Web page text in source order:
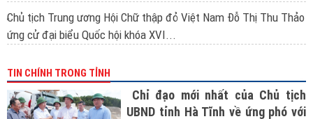
Chủ tịch Trung ương Hội Chữ thập đỏ Việt Nam Đỗ Thị Thu Thảo
ứng cử đại biểu Quốc hội khóa XVI...
TIN CHÍNH TRONG TỈNH
Chỉ đạo mới nhất của Chủ tịch
UBND tỉnh Hà Tĩnh về ứng phó với